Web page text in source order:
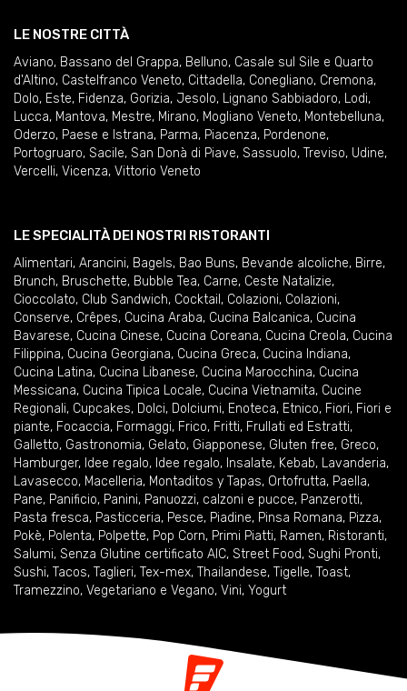
LE NOSTRE CITTÀ
Aviano, Bassano del Grappa, Belluno, Casale sul Sile e Quarto
d'Altino, Castelfranco Veneto, Cittadella, Conegliano, Cremona,
Dolo, Este, Fidenza, Gorizia, Jesolo, Lignano Sabbiadoro, Lodi,
Lucca, Mantova, Mestre, Mirano, Mogliano Veneto, Montebelluna,
Oderzo, Paese e Istrana, Parma, Piacenza, Pordenone,
Portogruaro, Sacile, San Donà di Piave, Sassuolo, Treviso, Udine,
Vercelli, Vicenza, Vittorio Veneto
LE SPECIALITÀ DEI NOSTRI RISTORANTI
Alimentari, Arancini, Bagels, Bao Buns, Bevande alcoliche, Birre,
Brunch, Bruschette, Bubble Tea, Carne, Ceste Natalizie,
Cioccolato, Club Sandwich, Cocktail , Colazioni, Colazioni,
Conserve, Crêpes, Cucina Araba, Cucina Balcanica, Cucina
Bavarese, Cucina Cinese, Cucina Coreana, Cucina Creola, Cucina
Filippina, Cucina Georgiana, Cucina Greca, Cucina Indiana,
Cucina Latina, Cucina Libanese, Cucina Marocchina, Cucina
Messicana, Cucina Tipica Locale, Cucina Vietnamita, Cucine
Regionali, Cupcakes, Dolci, Dolciumi, Enoteca, Etnico, Fiori, Fiori e
piante, Focaccia, Formaggi, Frico, Fritti, Frullati ed Estratti,
Galletto, Gastronomia, Gelato, Giapponese, Gluten free, Greco,
Hamburger, Idee regalo, Idee regalo, Insalate, Kebab, Lavanderia,
Lavasecco, Macelleria, Montaditos y Tapas, Ortofrutta, Paella,
Pane, Panificio, Panini, Panuozzi, calzoni e pucce, Panzerotti,
Pasta fresca, Pasticceria, Pesce, Piadine, Pinsa Romana, Pizza,
Pokè, Polenta, Polpette, Pop Corn, Primi Piatti, Ramen, Ristoranti,
Salumi, Senza Glutine certificato AIC, Street Food, Sughi Pronti,
Sushi, Tacos, Taglieri, Tex-mex, Thailandese, Tigelle, Toast,
Tramezzino, Vegetariano e Vegano, Vini, Yogurt